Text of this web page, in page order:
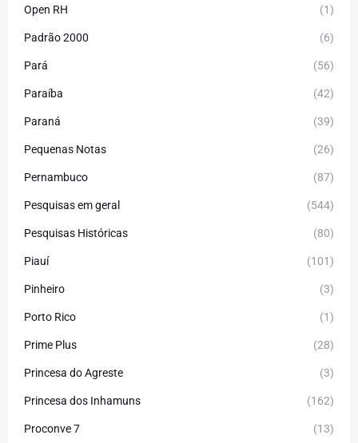
Open RH (1)
Padrão 2000 (6)
Pará (56)
Paraíba (42)
Paraná (39)
Pequenas Notas (26)
Pernambuco (87)
Pesquisas em geral (544)
Pesquisas Históricas (80)
Piauí (101)
Pinheiro (3)
Porto Rico (1)
Prime Plus (28)
Princesa do Agreste (3)
Princesa dos Inhamuns (162)
Proconve 7 (13)